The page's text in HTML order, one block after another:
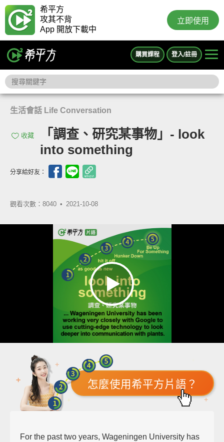
希平方
攻其不背
App 開放下載中
立即使用
購買課程 登入/註冊
生活會話 Life Conversation
收藏
「調查、研究某事物」- look
into something
分享給好友：
觀看次數：8040 • 2021-10-08
怎麼使用希平方片語？
For the past two years, Wageningen University has